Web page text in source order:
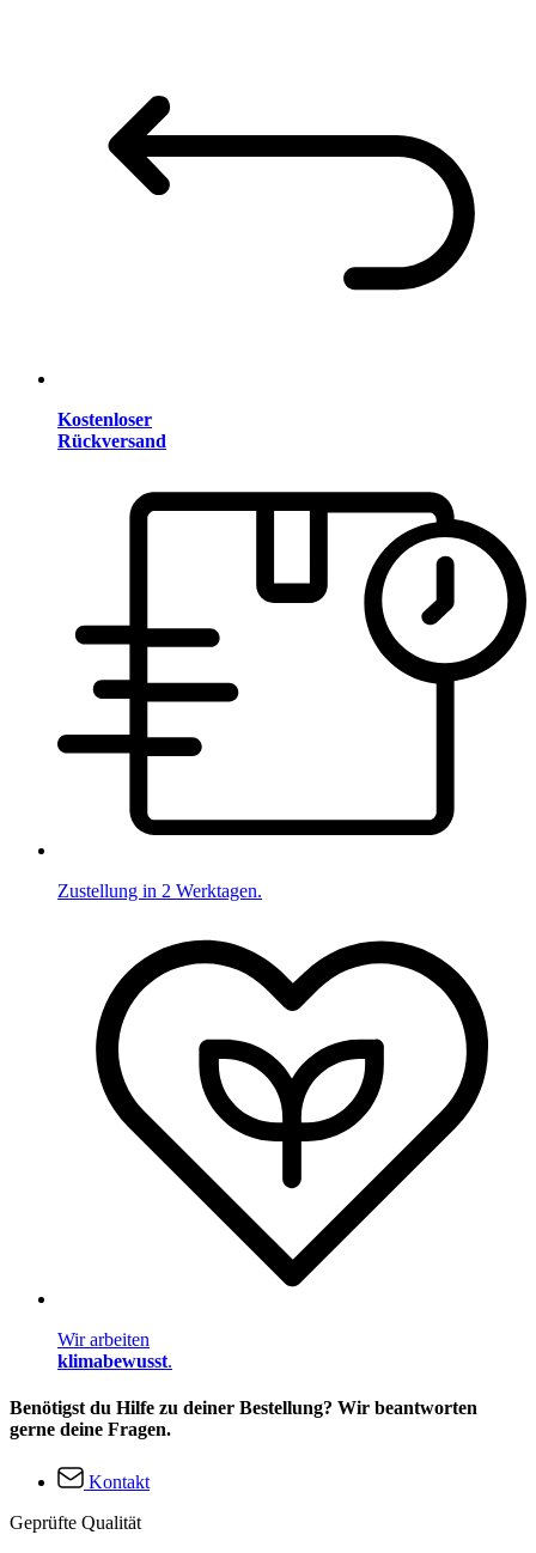
Kostenloser
Rückversand
Zustellung in 2 Werktagen.
Wir arbeiten
klimabewusst.
Benötigst du Hilfe zu deiner Bestellung? Wir beantworten
gerne deine Fragen.
Kontakt
Geprüfte Qualität